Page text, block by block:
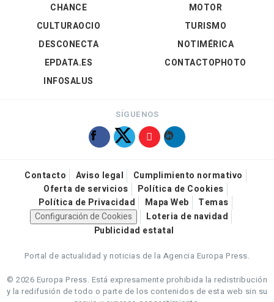
CHANCE
CULTURAOCIO
DESCONECTA
EPDATA.ES
INFOSALUS
MOTOR
TURISMO
NOTIMÉRICA
CONTACTOPHOTO
SÍGUENOS
Contacto Aviso legal
Cumplimiento normativo
Oferta de servicios
Política de Cookies
Política de Privacidad
Mapa Web
Temas
Configuración de Cookies
Loteria de navidad
Publicidad estatal
Portal de actualidad y noticias de la Agencia Europa Press.
© 2026 Europa Press. Está expresamente prohibida la redistribución
y la redifusión de todo o parte de los contenidos de esta web sin su